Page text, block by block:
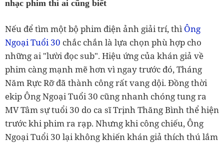
nhạc phim thì ai cũng biết
Nếu để tìm một bộ phim điện ảnh giải trí, thìÔng
Ngoại Tuổi 30 chắc chắn là lựa chọn phù hợp cho
những ai "lười đọc sub". Hiệu ứng của khán giả về
phim càng mạnh mẽ hơn vì ngay trước đó, Tháng
Năm Rực Rỡ đã thành công rất vang dội. Đồng thời
ekip Ông Ngoại Tuổi 30 cũng nhanh chóng tung ra
MV Tâm sự tuổi 30 do ca sĩ Trịnh Thăng Bình thể hiện
trước khi phim ra rạp. Nhưng khi công chiếu, Ông
Ngoại Tuổi 30 lại không khiến khán giả thích thú lắm